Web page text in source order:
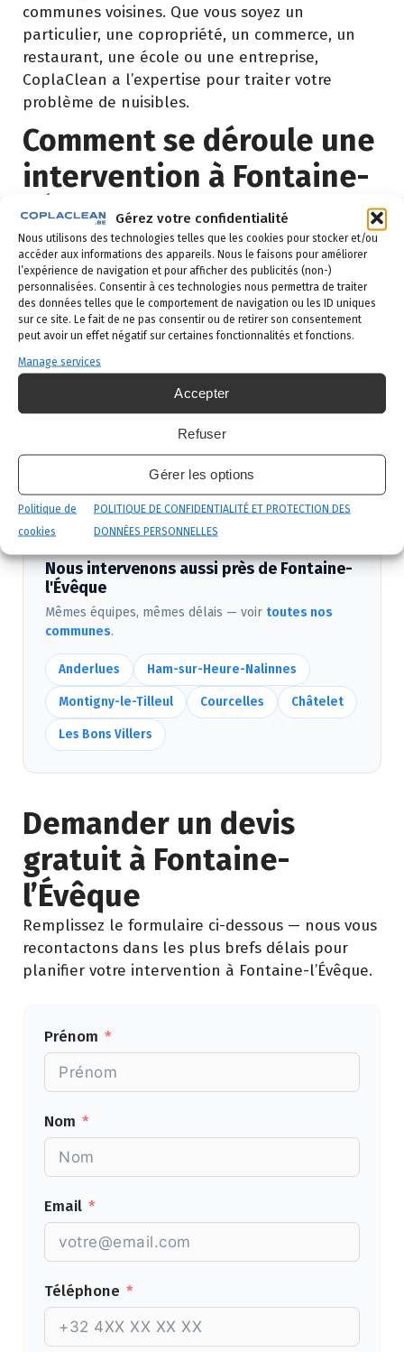
Gérez votre confidentialité
Nous utilisons des technologies telles que les cookies pour stocker et/ou
accéder aux informations des appareils. Nous le faisons pour améliorer
l’expérience de navigation et pour afficher des publicités (non-)
personnalisées. Consentir à ces technologies nous permettra de traiter
des données telles que le comportement de navigation ou les ID uniques
sur ce site. Le fait de ne pas consentir ou de retirer son consentement
peut avoir un effet négatif sur certaines fonctionnalités et fonctions.
Manage services
Accepter
Refuser
Gérer les options
Politique de
cookies
POLITIQUE DE CONFIDENTIALITÉ ET PROTECTION DES
DONNÉES PERSONNELLES
communes voisines. Que vous soyez un
particulier, une copropriété, un commerce, un
restaurant, une école ou une entreprise,
CoplaClean a l’expertise pour traiter votre
problème de nuisibles.
Comment se déroule une
intervention à Fontaine-
l’Évêque ?
Demande de devis: vous remplissez le
formulaire ci-dessous ou vous nous appelez au
02 523 21 89. Réponse sous 24h.
Diagnostic gratuit: notre technicien vient
identifier la nuisance et son origine.
Intervention ciblée: traitement adapté,
produits certifiés, sécurité maximale, discrétion
Suivi et garantie: visite de contrôle et garantie
de résultat.
Nous intervenons aussi près de Fontaine-
l'Évêque
Mêmes équipes, mêmes délais — voir toutes nos
communes.
Anderlues Ham-sur-Heure-Nalinnes
Montigny-le-Tilleul Courcelles Châtelet
Les Bons Villers
Demander un devis
gratuit à Fontaine-
l’Évêque
Remplissez le formulaire ci-dessous — nous vous
recontactons dans les plus brefs délais pour
planifier votre intervention à Fontaine-l’Évêque.
Prénom
Nom
Email
Téléphone